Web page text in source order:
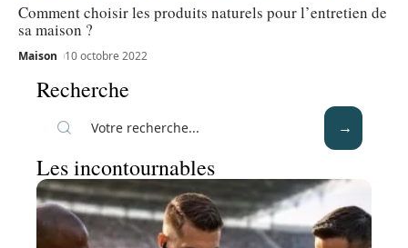
Comment choisir les produits naturels pour l’entretien de
sa maison ?
Maison 10 octobre 2022
Recherche
Les incontournables